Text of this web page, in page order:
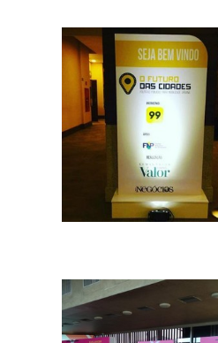
dentre vários outros
PRODUTO OFERECE
VANTAGENSA placa vem
produto de extrema
segmentos como cafés,
shoppi...